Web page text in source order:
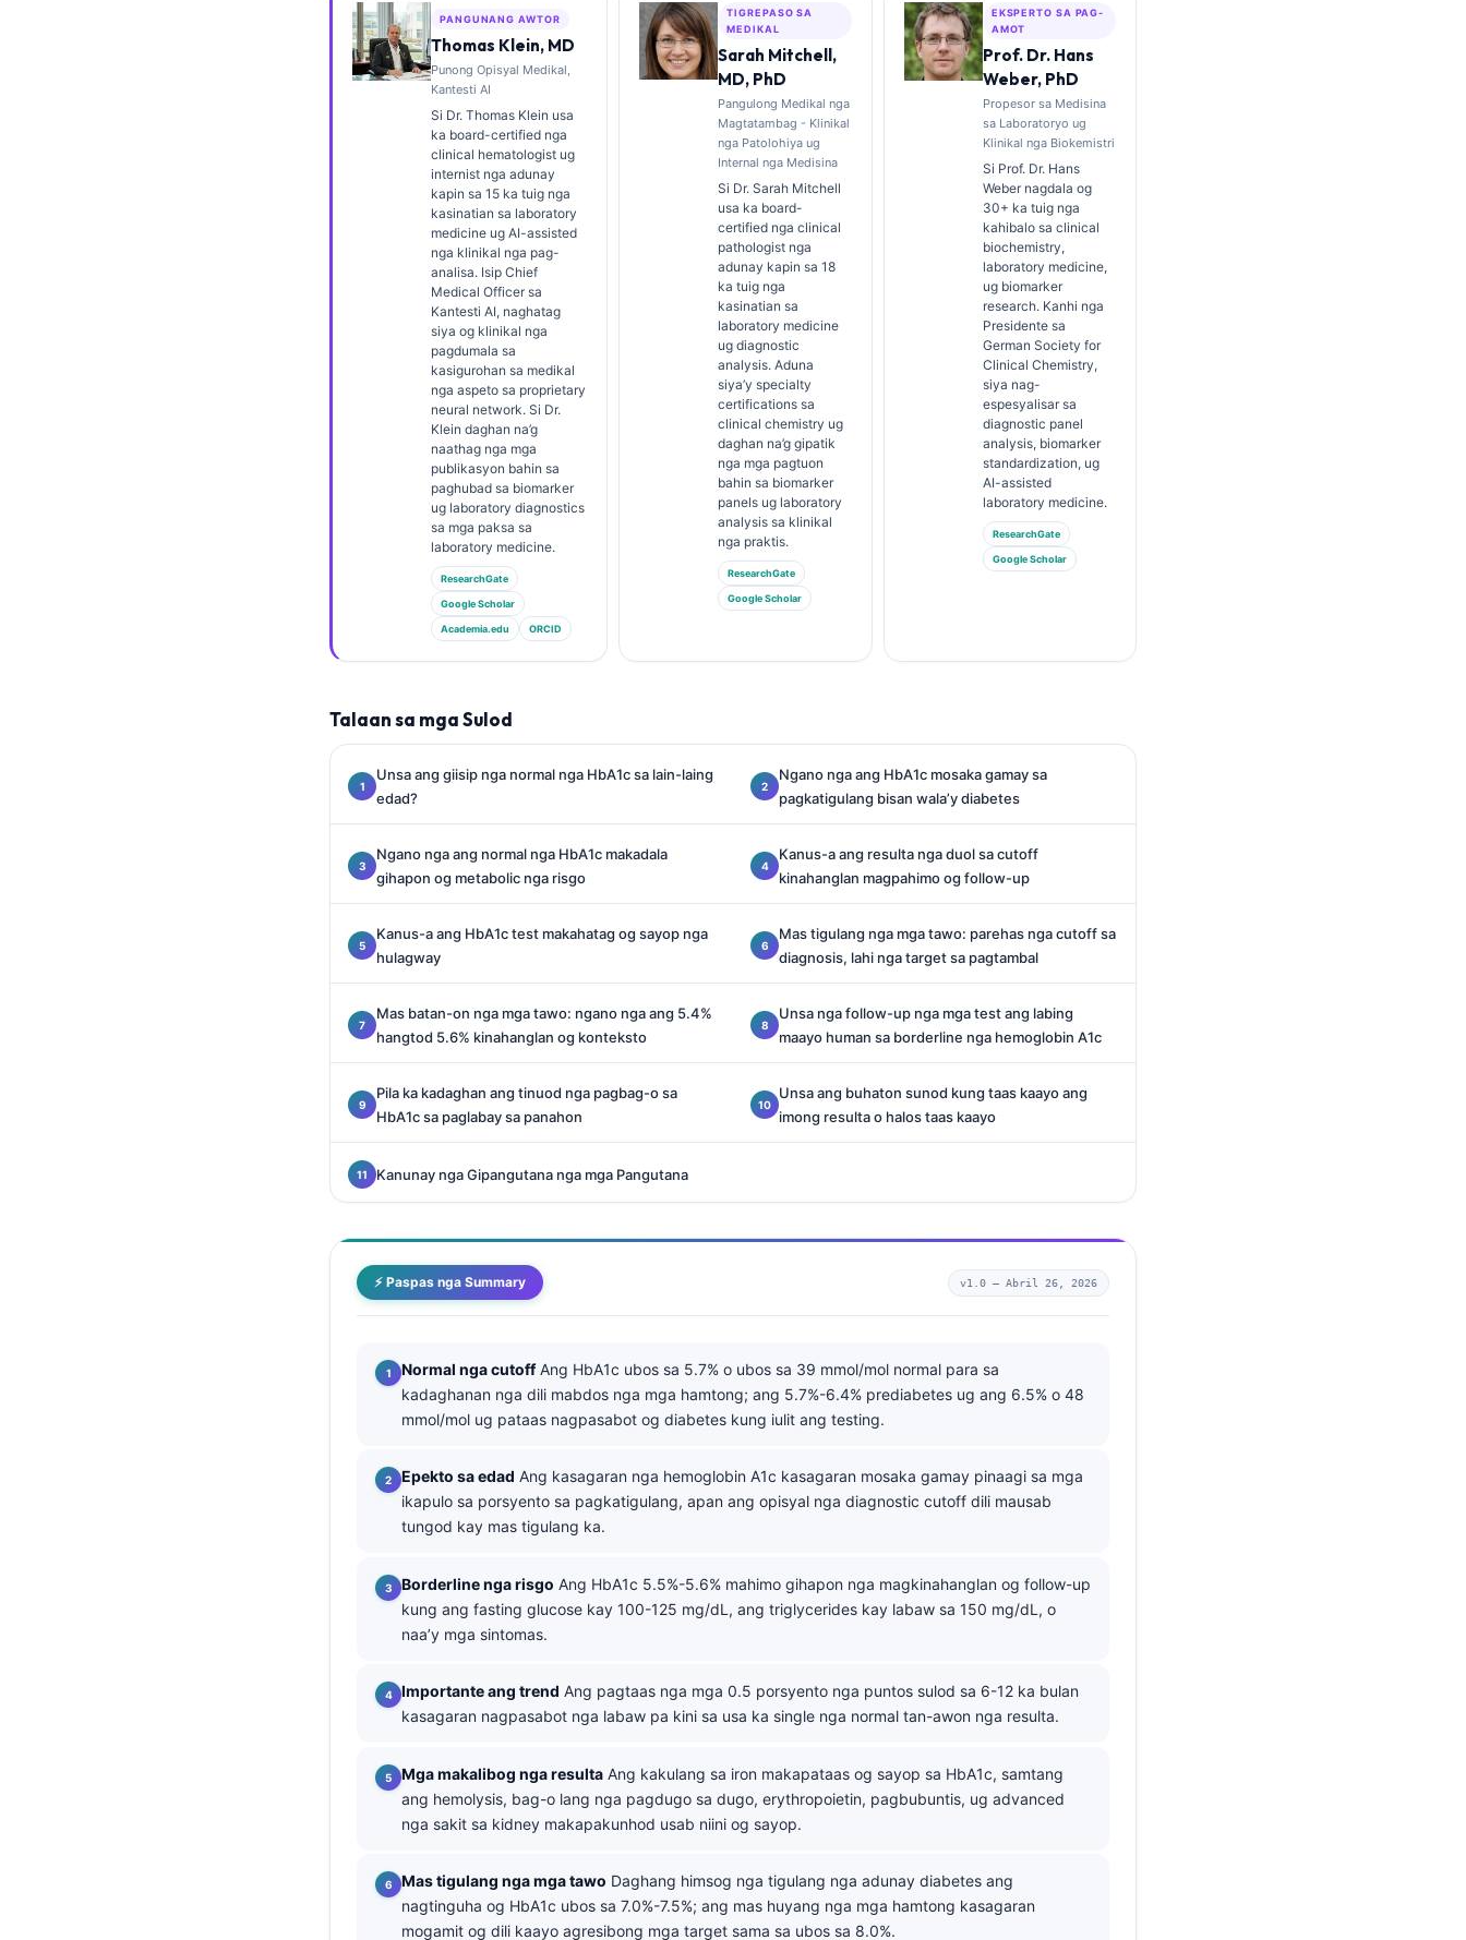
PANGUNANG AWTOR
Thomas Klein, MD
Punong Opisyal Medikal,
Kantesti AI
Si Dr. Thomas Klein usa
ka board-certified nga
clinical hematologist ug
internist nga adunay
kapin sa 15 ka tuig nga
kasinatian sa laboratory
medicine ug AI-assisted
nga klinikal nga pag-
analisa. Isip Chief
Medical Officer sa
Kantesti AI, naghatag
siya og klinikal nga
pagdumala sa
kasigurohan sa medikal
nga aspeto sa proprietary
neural network. Si Dr.
Klein daghan na’g
naathag nga mga
publikasyon bahin sa
paghubad sa biomarker
ug laboratory diagnostics
sa mga paksa sa
laboratory medicine.
ResearchGate
Google Scholar
Academia.edu ORCID
TIGREPASO SA
MEDIKAL
Sarah Mitchell,
MD, PhD
Pangulong Medikal nga
Magtatambag - Klinikal
nga Patolohiya ug
Internal nga Medisina
Si Dr. Sarah Mitchell
usa ka board-
certified nga clinical
pathologist nga
adunay kapin sa 18
ka tuig nga
kasinatian sa
laboratory medicine
ug diagnostic
analysis. Aduna
siya’y specialty
certifications sa
clinical chemistry ug
daghan na’g gipatik
nga mga pagtuon
bahin sa biomarker
panels ug laboratory
analysis sa klinikal
nga praktis.
ResearchGate
Google Scholar
EKSPERTO SA PAG-
AMOT
Prof. Dr. Hans
Weber, PhD
Propesor sa Medisina
sa Laboratoryo ug
Klinikal nga Biokemistri
Si Prof. Dr. Hans
Weber nagdala og
30+ ka tuig nga
kahibalo sa clinical
biochemistry,
laboratory medicine,
ug biomarker
research. Kanhi nga
Presidente sa
German Society for
Clinical Chemistry,
siya nag-
espesyalisar sa
diagnostic panel
analysis, biomarker
standardization, ug
AI-assisted
laboratory medicine.
ResearchGate
Google Scholar
Talaan sa mga Sulod
Unsa ang giisip nga normal nga HbA1c sa lain-laing
edad?
Ngano nga ang HbA1c mosaka gamay sa
pagkatigulang bisan wala’y diabetes
Ngano nga ang normal nga HbA1c makadala
gihapon og metabolic nga risgo
Kanus-a ang resulta nga duol sa cutoff
kinahanglan magpahimo og follow-up
Kanus-a ang HbA1c test makahatag og sayop nga
hulagway
Mas tigulang nga mga tawo: parehas nga cutoff sa
diagnosis, lahi nga target sa pagtambal
Mas batan-on nga mga tawo: ngano nga ang 5.4%
hangtod 5.6% kinahanglan og konteksto
Unsa nga follow-up nga mga test ang labing
maayo human sa borderline nga hemoglobin A1c
Pila ka kadaghan ang tinuod nga pagbag-o sa
HbA1c sa paglabay sa panahon
Unsa ang buhaton sunod kung taas kaayo ang
imong resulta o halos taas kaayo
Kanunay nga Gipangutana nga mga Pangutana
⚡ Paspas nga Summary v1.0 — Abril 26, 2026
Normal nga cutoffAng HbA1c ubos sa 5.7% o ubos sa 39 mmol/mol normal para sa
kadaghanan nga dili mabdos nga mga hamtong; ang 5.7%-6.4% prediabetes ug ang 6.5% o 48
mmol/mol ug pataas nagpasabot og diabetes kung iulit ang testing.
Epekto sa edad Ang kasagaran nga hemoglobin A1c kasagaran mosaka gamay pinaagi sa mga
ikapulo sa porsyento sa pagkatigulang, apan ang opisyal nga diagnostic cutoff dili mausab
tungod kay mas tigulang ka.
Borderline nga risgo Ang HbA1c 5.5%-5.6% mahimo gihapon nga magkinahanglan og follow-up
kung ang fasting glucose kay 100-125 mg/dL, ang triglycerides kay labaw sa 150 mg/dL, o
naa’y mga sintomas.
Importante ang trend Ang pagtaas nga mga 0.5 porsyento nga puntos sulod sa 6-12 ka bulan
kasagaran nagpasabot nga labaw pa kini sa usa ka single nga normal tan-awon nga resulta.
Mga makalibog nga resulta Ang kakulang sa iron makapataas og sayop sa HbA1c, samtang
ang hemolysis, bag-o lang nga pagdugo sa dugo, erythropoietin, pagbubuntis, ug advanced
nga sakit sa kidney makapakunhod usab niini og sayop.
Mas tigulang nga mga tawo Daghang himsog nga tigulang nga adunay diabetes ang
nagtinguha og HbA1c ubos sa 7.0%-7.5%; ang mas huyang nga mga hamtong kasagaran
mogamit og dili kaayo agresibong mga target sama sa ubos sa 8.0%.